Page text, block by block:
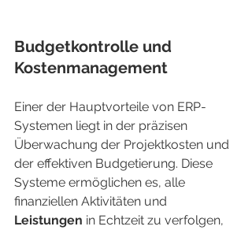
Budgetkontrolle und
Kostenmanagement
Einer der Hauptvorteile von ERP-
Systemen liegt in der präzisen
Überwachung der Projektkosten und
der effektiven Budgetierung. Diese
Systeme ermöglichen es, alle
finanziellen Aktivitäten und
Leistungen in Echtzeit zu verfolgen,